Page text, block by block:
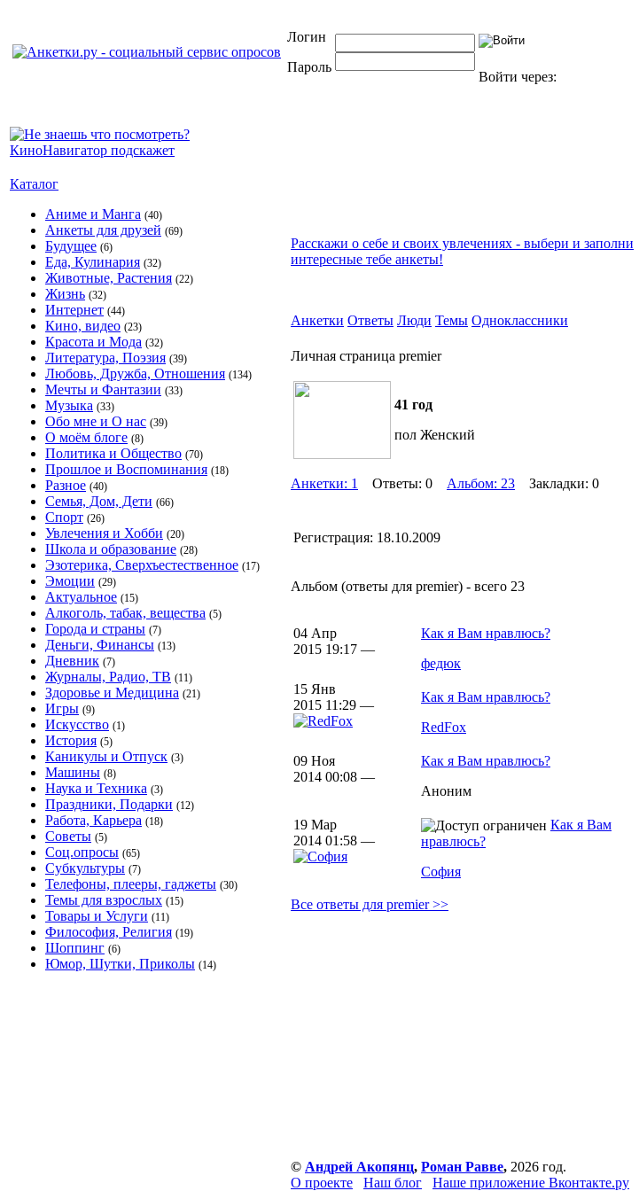
Логин
Пароль
Войти через:
Каталог
Аниме и Манга (40)
Анкеты для друзей (69)
Будущее (6)
Еда, Кулинария (32)
Животные, Растения (22)
Жизнь (32)
Интернет (44)
Кино, видео (23)
Красота и Мода (32)
Литература, Поэзия (39)
Любовь, Дружба, Отношения (134)
Мечты и Фантазии (33)
Музыка (33)
Обо мне и О нас (39)
О моём блоге (8)
Политика и Общество (70)
Прошлое и Воспоминания (18)
Разное (40)
Семья, Дом, Дети (66)
Спорт (26)
Увлечения и Хобби (20)
Школа и образование (28)
Эзотерика, Сверхъестественное (17)
Эмоции (29)
Актуальное (15)
Алкоголь, табак, вещества (5)
Города и страны (7)
Деньги, Финансы (13)
Дневник (7)
Журналы, Радио, ТВ (11)
Здоровье и Медицина (21)
Игры (9)
Искусство (1)
История (5)
Каникулы и Отпуск (3)
Машины (8)
Наука и Техника (3)
Праздники, Подарки (12)
Работа, Карьера (18)
Советы (5)
Соц.опросы (65)
Субкультуры (7)
Телефоны, плееры, гаджеты (30)
Темы для взрослых (15)
Товары и Услуги (11)
Философия, Религия (19)
Шоппинг (6)
Юмор, Шутки, Приколы (14)
Расскажи о себе и своих увлечениях - выбери и заполни
интересные тебе анкеты!
Анкетки Ответы Люди Темы Одноклассники
Личная страница premier
41 год
пол Женский
Анкетки: 1 Ответы: 0 Альбом: 23 Закладки: 0
Регистрация: 18.10.2009
Альбом (ответы для premier) - всего 23
04 Апр
2015 19:17 —
Как я Вам нравлюсь?
федюк
15 Янв
2015 11:29 —
Как я Вам нравлюсь?
RedFox
09 Ноя
2014 00:08 —
Как я Вам нравлюсь?
Аноним
19 Мар
2014 01:58 —
Как я Вам
нравлюсь?
София
Все ответы для premier >>
© Андрей Акопянц, Роман Равве, 2026 год.
О проекте
Наш блог Наше приложение Вконтакте.ру